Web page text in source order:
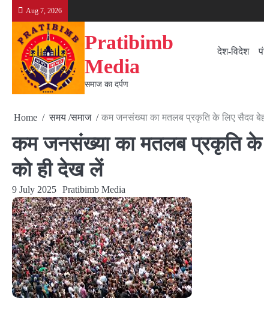
content
Aug 7, 2026
Pratibimb
Media
समाज का दर्पण
देश-विदेश
Home समय /समाज कम जनसंख्या का मतलब प्रकृति के लिए सैदव
कम जनसंख्या का मतलब प्रकृति के
को ही देख लें
9 July 2025 Pratibimb Media